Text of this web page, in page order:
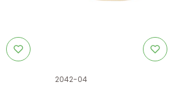
Kod produktu
2042-04